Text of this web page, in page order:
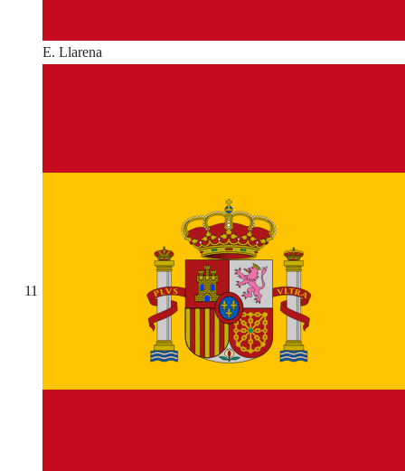
E. Llarena
11